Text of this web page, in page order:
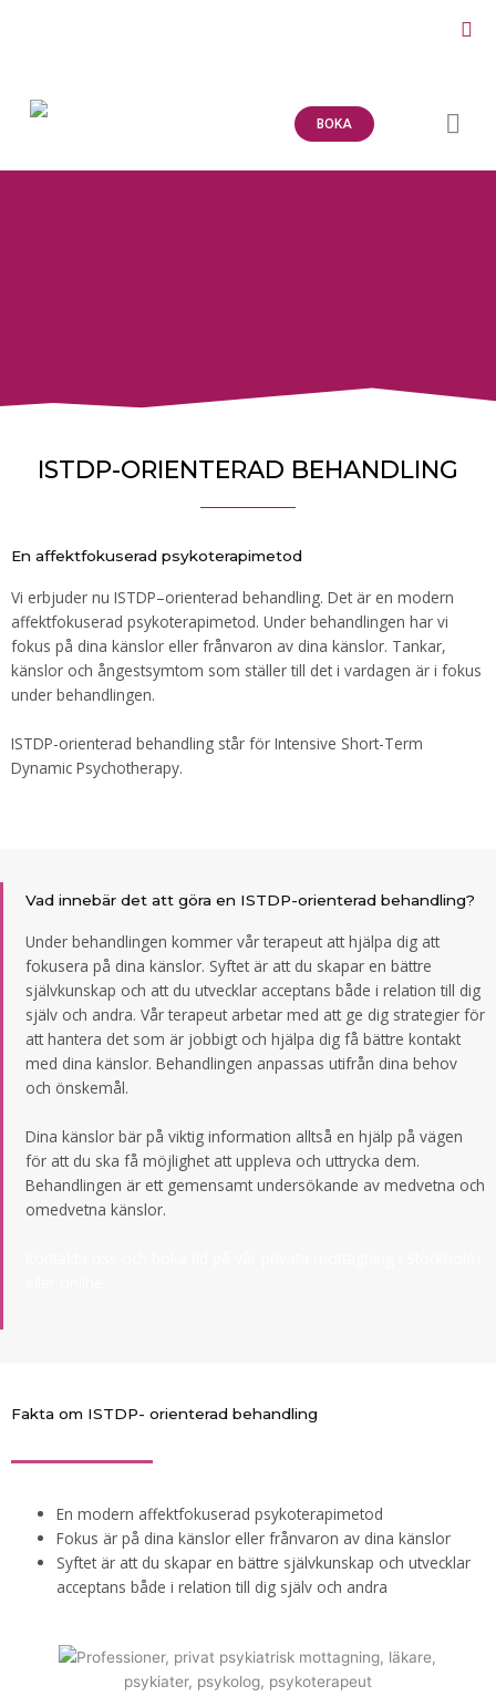
BOKA
ISTDP-ORIENTERAD BEHANDLING
En affektfokuserad psykoterapimetod
Vi erbjuder nu ISTDP–orienterad behandling. Det är en modern
affektfokuserad psykoterapimetod. Under behandlingen har vi
fokus på dina känslor eller frånvaron av dina känslor. Tankar,
känslor och ångestsymtom som ställer till det i vardagen är i fokus
under behandlingen.
ISTDP-orienterad behandling står för Intensive Short-Term
Dynamic Psychotherapy.
Vad innebär det att göra en ISTDP-orienterad behandling?
Under behandlingen kommer vår terapeut att hjälpa dig att
fokusera på dina känslor. Syftet är att du skapar en bättre
självkunskap och att du utvecklar acceptans både i relation till dig
själv och andra. Vår terapeut arbetar med att ge dig strategier för
att hantera det som är jobbigt och hjälpa dig få bättre kontakt
med dina känslor. Behandlingen anpassas utifrån dina behov
och önskemål.
Dina känslor bär på viktig information alltså en hjälp på vägen
för att du ska få möjlighet att uppleva och uttrycka dem.
Behandlingen är ett gemensamt undersökande av medvetna och
omedvetna känslor.
Fakta om ISTDP- orienterad behandling
En modern affektfokuserad psykoterapimetod
Fokus är på dina känslor eller frånvaron av dina känslor
Syftet är att du skapar en bättre självkunskap och utvecklar
acceptans både i relation till dig själv och andra